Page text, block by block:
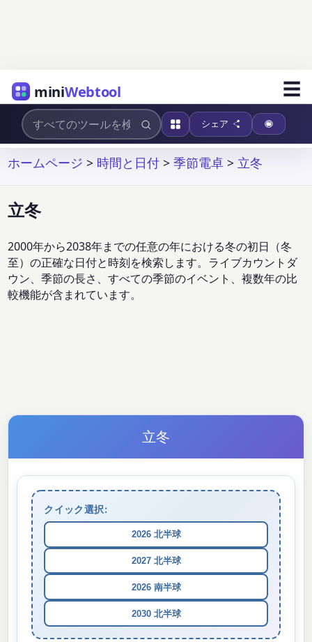
miniWebtool ☰
シェア
ホームページ > 時間と日付 >季節電卓 > 立冬
立冬
2000年から2038年までの任意の年における冬の初日（冬
至）の正確な日付と時刻を検索します。ライブカウントダ
ウン、季節の長さ、すべての季節のイベント、複数年の比
較機能が含まれています。
立冬
クイック選択:
2026 北半球
2027 北半球
2026 南半球
2030 北半球